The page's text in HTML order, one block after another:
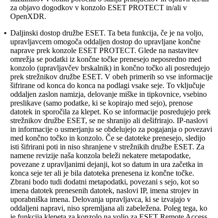
za objavo dogodkov v konzolo ESET PROTECT in/ali v
OpenXDR.
• Daljinski dostop družbe ESET. Ta beta funkcija, če je na voljo,
upravljavcem omogoča oddaljen dostop do upravljane končne
naprave prek konzole ESET PROTECT. Glede na nastavitev
omrežja se podatki iz končne točke prenesejo neposredno med
konzolo (upravljavčev brskalnik) in končno točko ali posredujejo
prek strežnikov družbe ESET. V obeh primerih so vse informacije
šifrirane od konca do konca na podlagi vsake seje. To vključuje
oddaljen zaslon namizja, delovanje miške in tipkovnice, vsebino
preslikave (samo podatke, ki se kopirajo med sejo), prenose
datotek in sporočila za klepet. Ko se informacije posredujejo prek
strežnikov družbe ESET, se ne shranijo ali dešifrirajo. IP-naslovi
in informacije o usmerjanju se obdelujejo za pogajanja o povezavi
med končno točko in konzolo. Če se datoteke prenesejo, sledijo
isti šifrirani poti in niso shranjene v strežnikih družbe ESET. Za
namene revizije naša konzola beleži nekatere metapodatke,
povezane z upravljanimi dejanji, kot so datum in ura začetka in
konca seje ter ali je bila datoteka prenesena iz končne točke.
Zbrani bodo tudi dodatni metapodatki, povezani s sejo, kot so
imena datotek prenesenih datotek, naslovi IP, imena strojev in
uporabniška imena. Delovanja upravljavca, ki se izvajajo v
oddaljeni napravi, niso spremljana ali zabeležena. Poleg tega, ko